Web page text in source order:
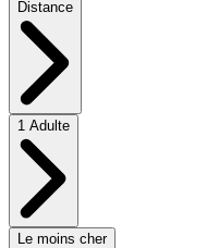
Distance
1 Adulte
Le moins cher